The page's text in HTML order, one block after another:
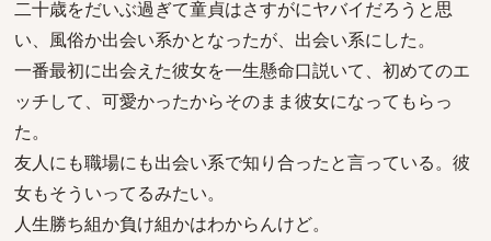
二十歳をだいぶ過ぎて童貞はさすがにヤバイだろうと思
い、風俗か出会い系かとなったが、出会い系にした。
一番最初に出会えた彼女を一生懸命口説いて、初めてのエ
ッチして、可愛かったからそのまま彼女になってもらっ
た。
友人にも職場にも出会い系で知り合ったと言っている。彼
女もそういってるみたい。
人生勝ち組か負け組かはわからんけど。